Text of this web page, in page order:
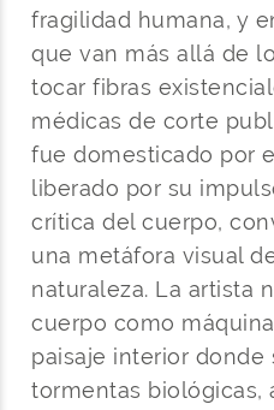
fragilidad humana, y
que van más allá de
tocar fibras
médicas de corte
fue domesticado por
liberado por su
crítica del cuerpo,
una metáfora visual
naturaleza. La artista
cuerpo como
paisaje interior donde
tormentas biológicas,